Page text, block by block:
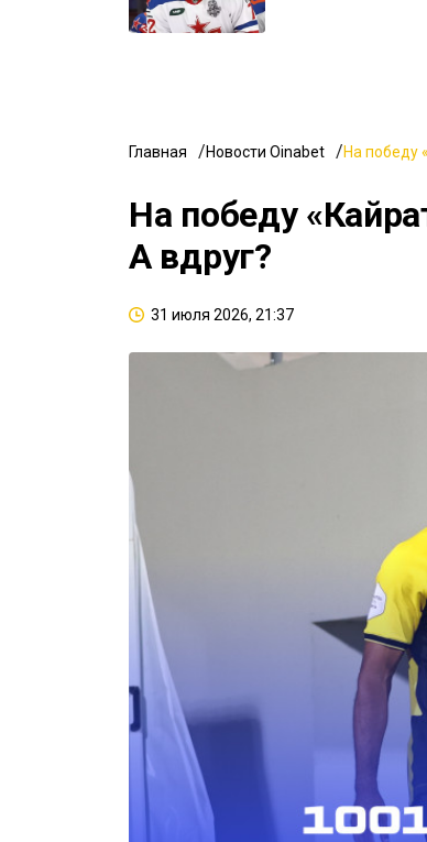
Главная Новости Oinabet На победу
На победу
А вдруг?
31 июля 2026, 21:37